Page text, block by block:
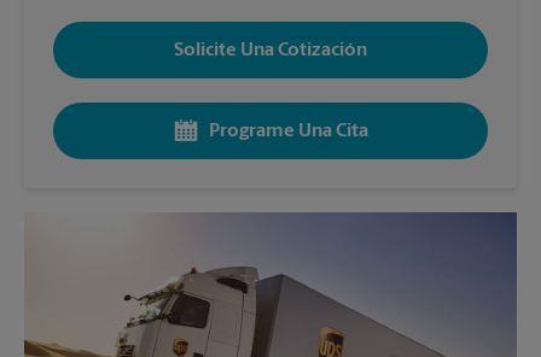
Solicite Una Cotización
Programe Una Cita